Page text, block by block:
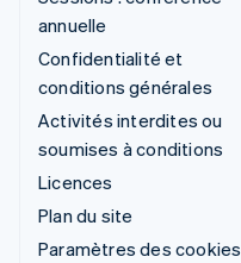
annuelle
Confidentialité et
conditions générales
Activités interdites ou
soumises à conditions
Licences
Plan du site
Paramètres des cookies